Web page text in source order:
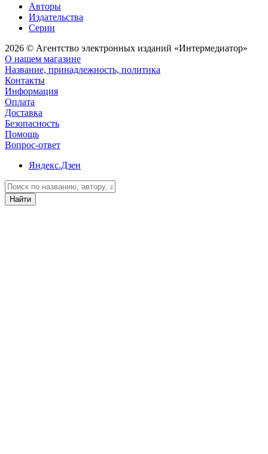
Авторы
Издательства
Серии
2026 © Агентство электронных изданий «Интермедиатор»
О нашем магазине
Название, принадлежность, политика
Контакты
Информация
Оплата
Доставка
Безопасность
Помощь
Вопрос-ответ
Яндекс.Дзен
Найти